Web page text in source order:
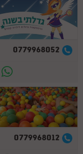
0779968052
0779968012